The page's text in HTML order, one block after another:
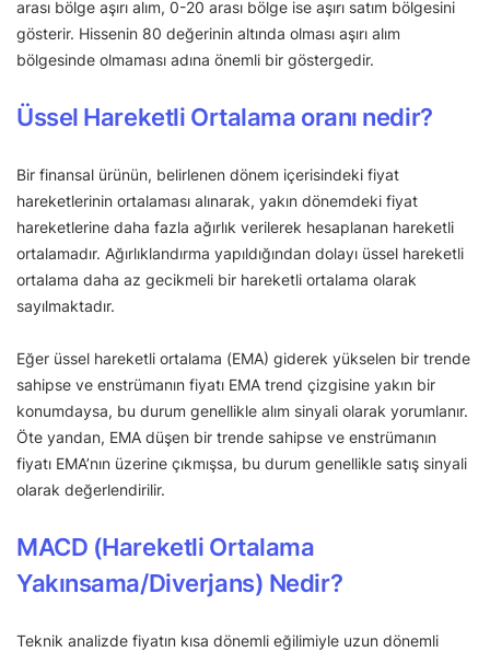
arası bölge aşırı alım, 0-20 arası bölge ise aşırı satım bölgesini
gösterir. Hissenin 80 değerinin altında olması aşırı alım
bölgesinde olmaması adına önemli bir göstergedir.
Üssel Hareketli Ortalama oranı nedir?
Bir finansal ürünün, belirlenen dönem içerisindeki fiyat
hareketlerinin ortalaması alınarak, yakın dönemdeki fiyat
hareketlerine daha fazla ağırlık verilerek hesaplanan hareketli
ortalamadır. Ağırlıklandırma yapıldığından dolayı üssel hareketli
ortalama daha az gecikmeli bir hareketli ortalama olarak
sayılmaktadır.
Eğer üssel hareketli ortalama (EMA) giderek yükselen bir trende
sahipse ve enstrümanın fiyatı EMA trend çizgisine yakın bir
konumdaysa, bu durum genellikle alım sinyali olarak yorumlanır.
Öte yandan, EMA düşen bir trende sahipse ve enstrümanın
fiyatı EMA’nın üzerine çıkmışsa, bu durum genellikle satış sinyali
olarak değerlendirilir.
MACD (Hareketli Ortalama
Yakınsama/Diverjans) Nedir?
Teknik analizde fiyatın kısa dönemli eğilimiyle uzun dönemli